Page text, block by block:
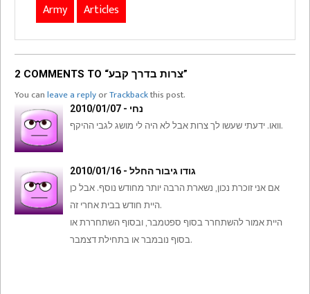
Army Articles
2 COMMENTS TO “צרות בדרך קבע”
You canleave a replyorTrackbackthis post.
נחי - 2010/01/07
וואו. ידעתי שעשו לך צרות אבל לא היה לי מושג לגבי ההיקף.
גודו גיבור החלל - 2010/01/16
אם אני זוכרת נכון, נשארת הרבה יותר מחודש נוסף. אבל כן
היית חודש בבית אחרי זה.
היית אמור להשתחרר בסוף ספטמבר, ובסוף השתחררת או
בסוף נובמבר או בתחילת דצמבר.